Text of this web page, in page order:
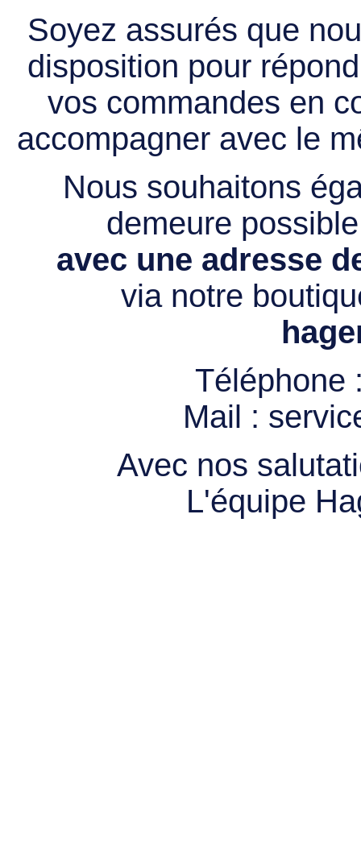
Soyez assurés que
disposition pour
vos commandes en
accompagner avec le
Nous souhaitons
demeure
avec une adresse
via notre
Téléphone
Mail :
Avec nos
L'équipe